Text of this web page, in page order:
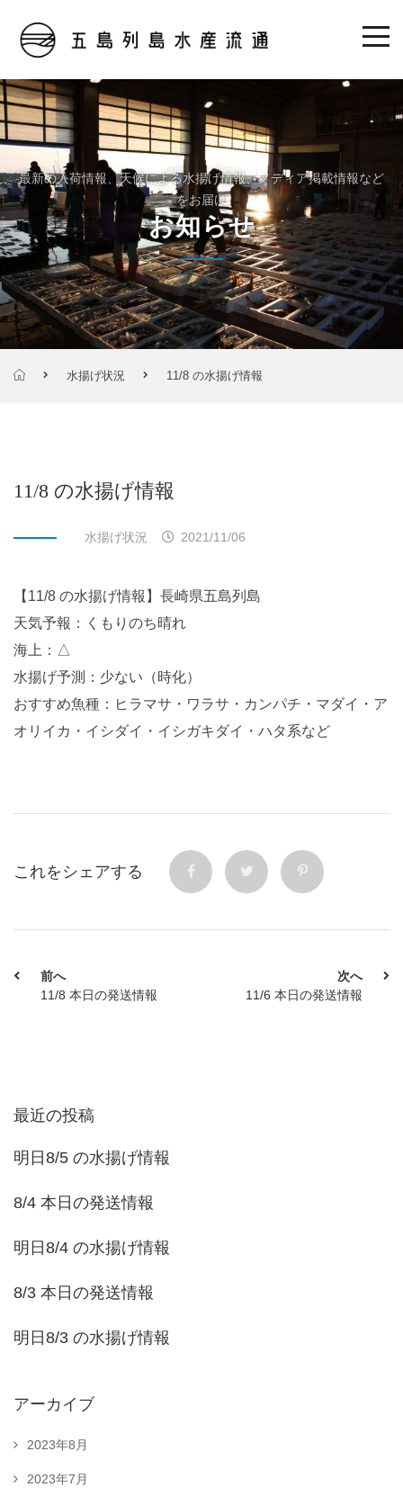
最新の入荷情報、天候による水揚げ情報、メディア掲載情報など
をお届け
お知らせ
水揚げ状況 11/8 の水揚げ情報
11/8 の水揚げ情報
水揚げ状況 2021/11/06
【11/8 の水揚げ情報】長崎県五島列島
天気予報：くもりのち晴れ
海上：△
水揚げ予測：少ない（時化）
おすすめ魚種：ヒラマサ・ワラサ・カンパチ・マダイ・ア
オリイカ・イシダイ・イシガキダイ・ハタ系など
これをシェアする
前へ
11/8 本日の発送情報
次へ
11/6 本日の発送情報
最近の投稿
明日8/5 の水揚げ情報
8/4 本日の発送情報
明日8/4 の水揚げ情報
8/3 本日の発送情報
明日8/3 の水揚げ情報
アーカイブ
2023年8月
2023年7月